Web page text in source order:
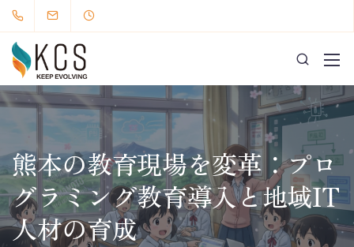
熊本の教育現場を変革：プロ
グラミング教育導入と地域IT
人材の育成